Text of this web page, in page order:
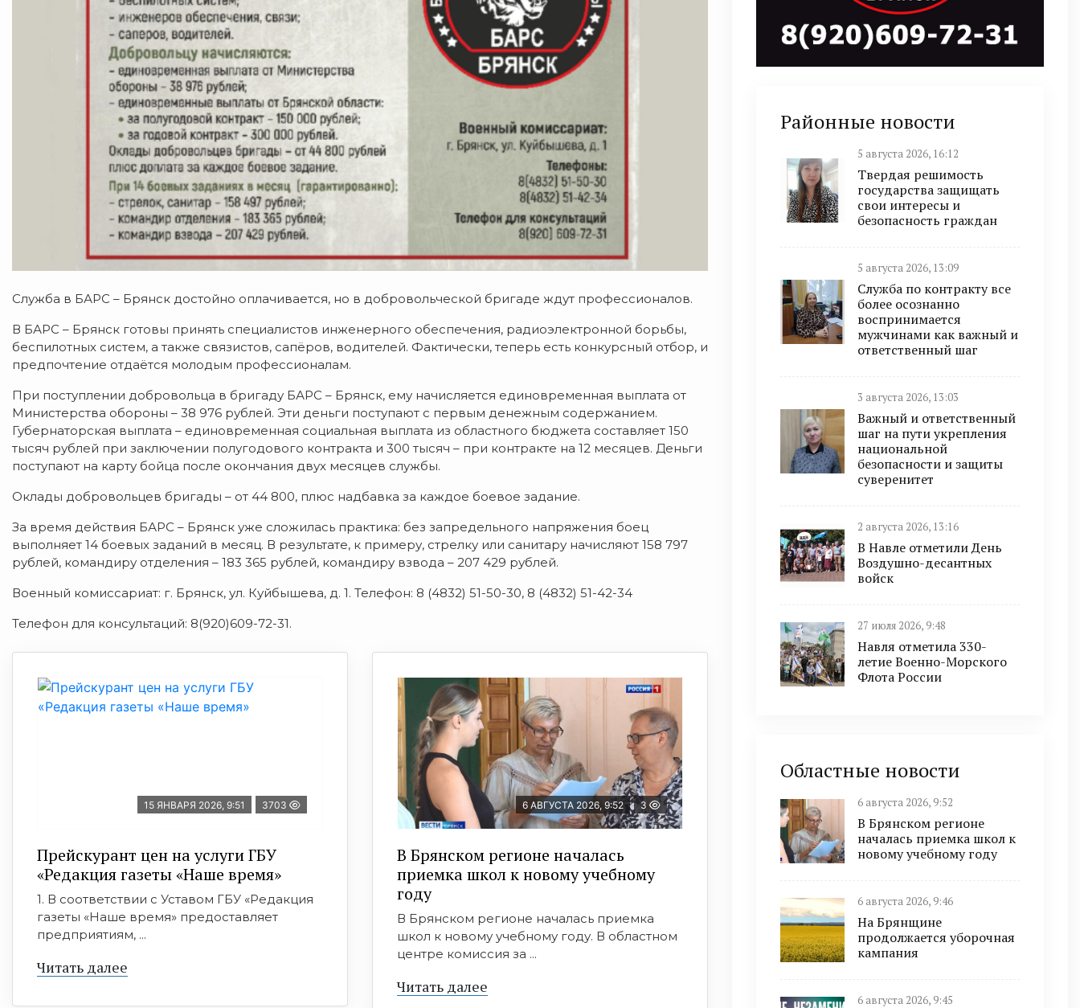
Служба в БАРС – Брянск достойно оплачивается, но в добровольческой бригаде ждут профессионалов.
В БАРС – Брянск готовы принять специалистов инженерного обеспечения, радиоэлектронной борьбы,
беспилотных систем, а также связистов, сапёров, водителей. Фактически, теперь есть конкурсный отбор, и
предпочтение отдаётся молодым профессионалам.
При поступлении добровольца в бригаду БАРС – Брянск, ему начисляется единовременная выплата от
Министерства обороны – 38 976 рублей. Эти деньги поступают с первым денежным содержанием.
Губернаторская выплата – единовременная социальная выплата из областного бюджета составляет 150
тысяч рублей при заключении полугодового контракта и 300 тысяч – при контракте на 12 месяцев. Деньги
поступают на карту бойца после окончания двух месяцев службы.
Оклады добровольцев бригады – от 44 800, плюс надбавка за каждое боевое задание.
За время действия БАРС – Брянск уже сложилась практика: без запредельного напряжения боец
выполняет 14 боевых заданий в месяц. В результате, к примеру, стрелку или санитару начисляют 158 797
рублей, командиру отделения – 183 365 рублей, командиру взвода – 207 429 рублей.
Военный комиссариат: г. Брянск, ул. Куйбышева, д. 1. Телефон: 8 (4832) 51-50-30, 8 (4832) 51-42-34
Телефон для консультаций: 8(920)609-72-31.
15 ЯНВАРЯ 2026, 9:51 3703
Прейскурант цен на услуги ГБУ
«Редакция газеты «Наше время»
1. В соответствии с Уставом ГБУ «Редакция
газеты «Наше время» предоставляет
предприятиям, ...
Читать далее
6 АВГУСТА 2026, 9:52 3
В Брянском регионе началась
приемка школ к новому учебному
году
В Брянском регионе началась приемка
школ к новому учебному году. В областном
центре комиссия за ...
Читать далее
Районные новости
5 августа 2026, 16:12
Твердая решимость
государства защищать
свои интересы и
безопасность граждан
5 августа 2026, 13:09
Служба по контракту все
более осознанно
воспринимается
мужчинами как важный и
ответственный шаг
3 августа 2026, 13:03
Важный и ответственный
шаг на пути укрепления
национальной
безопасности и защиты
суверенитет
2 августа 2026, 13:16
В Навле отметили День
Воздушно-десантных
войск
27 июля 2026, 9:48
Навля отметила 330-
летие Военно-Морского
Флота России
Областные новости
6 августа 2026, 9:52
В Брянском регионе
началась приемка школ к
новому учебному году
6 августа 2026, 9:46
На Брянщине
продолжается уборочная
кампания
6 августа 2026, 9:45